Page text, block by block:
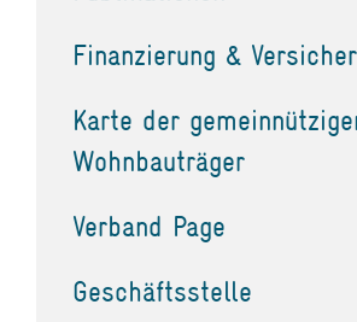
Finanzierung &
Karte der
Wohnbauträger
Verband Page
Geschäftsstelle